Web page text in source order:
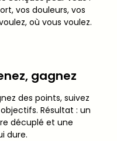
vos douleurs, vos
où vous voulez.​
gagnez​
des points, suivez
Résultat : un
décuplé et une
dure.​